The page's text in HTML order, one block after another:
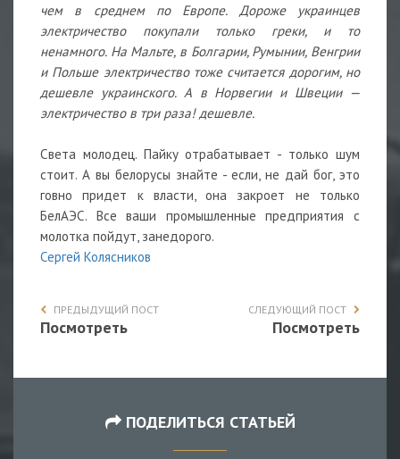
чем в среднем по Европе. Дороже украинцев
электричество покупали только греки, и то
ненамного. На Мальте, в Болгарии, Румынии, Венгрии
и Польше электричество тоже считается дорогим, но
дешевле украинского. А в Норвегии и Швеции —
электричество в три раза! дешевле.
Света молодец. Пайку отрабатывает - только шум
стоит. А вы белорусы знайте - если, не дай бог, это
говно придет к власти, она закроет не только
БелАЭС. Все ваши промышленные предприятия с
молотка пойдут, занедорого.
Сергей Колясников
ПРЕДЫДУЩИЙ ПОСТ
Посмотреть
СЛЕДУЮЩИЙ ПОСТ
Посмотреть
ПОДЕЛИТЬСЯ СТАТЬЕЙ